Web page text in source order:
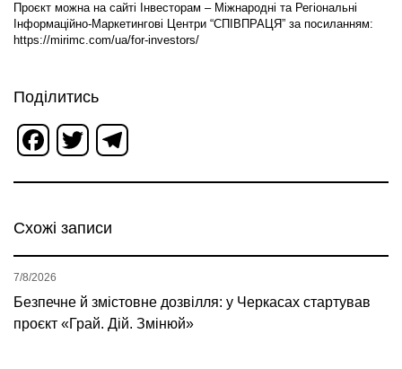
Проєкт можна на сайті Інвесторам – Міжнародні та Регіональні
Інформаційно-Маркетингові Центри “СПІВПРАЦЯ” за посиланням:
https://mirimc.com/ua/for-investors/
Поділитись
Facebook
Twitter
Схожі записи
Безпечне й змістовне дозвілля: у Черкасах стартував
проєкт «Грай. Дій. Змінюй»
7/8/2026